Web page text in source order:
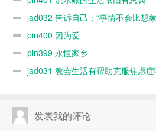
jad032 告诉自己：“事情不会比想
pin400 因为爱
pin399 永恒家乡
jad031 教会生活有帮助克服焦虑症
发表我的评论